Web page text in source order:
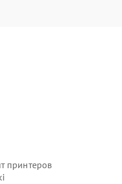
принтеров